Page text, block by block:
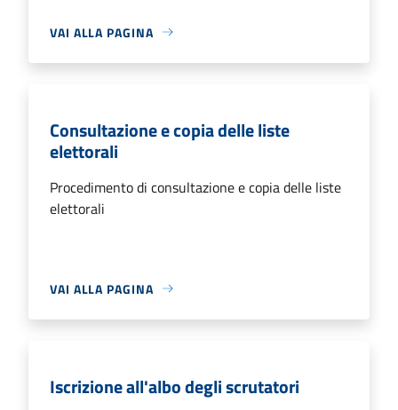
VAI ALLA PAGINA
Consultazione e copia delle liste
elettorali
Procedimento di consultazione e copia delle liste
elettorali
VAI ALLA PAGINA
Iscrizione all'albo degli scrutatori